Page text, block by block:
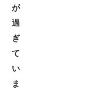
が
過
ぎ
て
い
ま